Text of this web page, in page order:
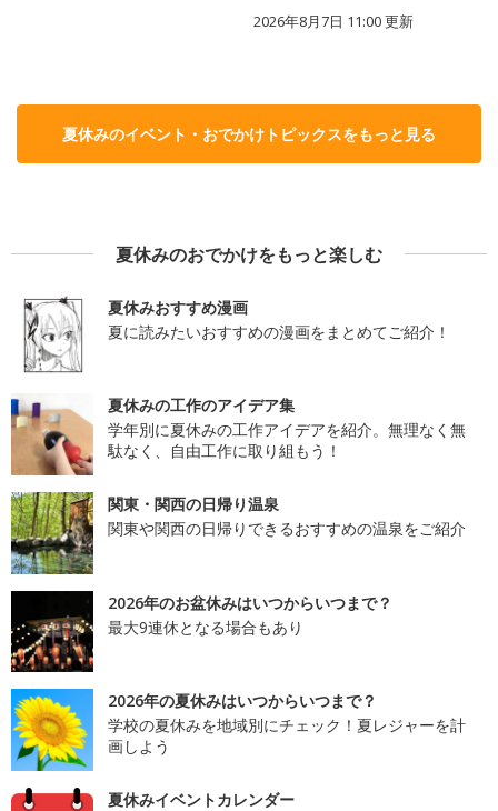
2026年8月7日 11:00更新
夏休みのイベント・おでかけトピックスをもっと見る
夏休みのおでかけをもっと楽しむ
夏休みおすすめ漫画
夏に読みたいおすすめの漫画をまとめてご紹介！
夏休みの工作のアイデア集
学年別に夏休みの工作アイデアを紹介。無理なく無
駄なく、自由工作に取り組もう！
関東・関西の日帰り温泉
関東や関西の日帰りできるおすすめの温泉をご紹介
2026年のお盆休みはいつからいつまで？
最大9連休となる場合もあり
2026年の夏休みはいつからいつまで？
学校の夏休みを地域別にチェック！夏レジャーを計
画しよう
夏休みイベントカレンダー